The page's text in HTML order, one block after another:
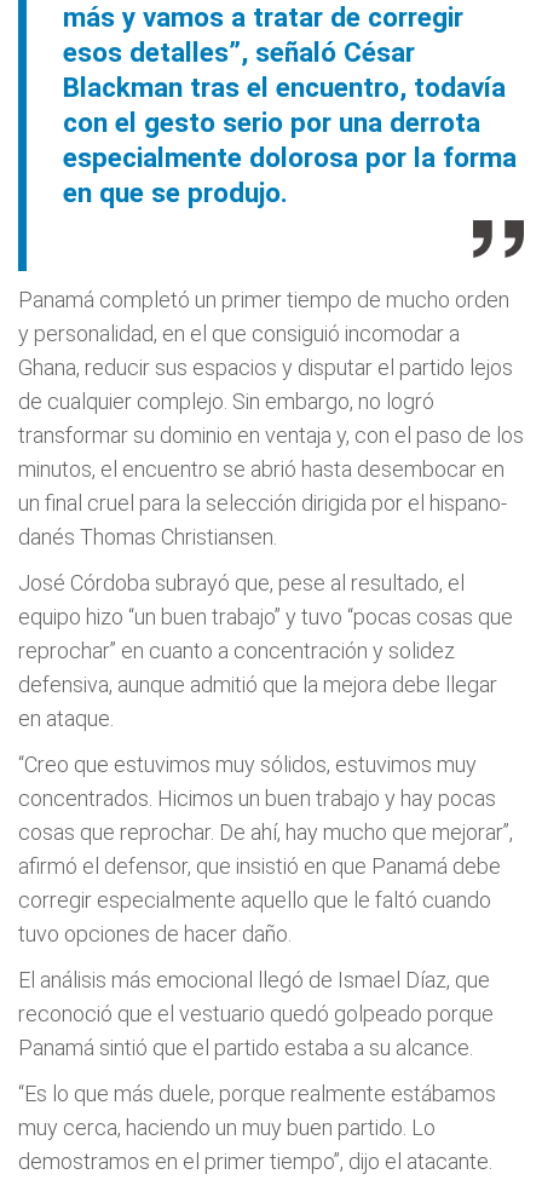
más y vamos a tratar de corregir
esos detalles”, señaló César
Blackman tras el encuentro, todavía
con el gesto serio por una derrota
especialmente dolorosa por la forma
en que se produjo.
Panamá completó un primer tiempo de mucho orden
y personalidad, en el que consiguió incomodar a
Ghana, reducir sus espacios y disputar el partido lejos
de cualquier complejo. Sin embargo, no logró
transformar su dominio en ventaja y, con el paso de los
minutos, el encuentro se abrió hasta desembocar en
un final cruel para la selección dirigida por el hispano-
danés Thomas Christiansen.
José Córdoba subrayó que, pese al resultado, el
equipo hizo “un buen trabajo” y tuvo “pocas cosas que
reprochar” en cuanto a concentración y solidez
defensiva, aunque admitió que la mejora debe llegar
en ataque.
“Creo que estuvimos muy sólidos, estuvimos muy
concentrados. Hicimos un buen trabajo y hay pocas
cosas que reprochar. De ahí, hay mucho que mejorar”,
afirmó el defensor, que insistió en que Panamá debe
corregir especialmente aquello que le faltó cuando
tuvo opciones de hacer daño.
El análisis más emocional llegó de Ismael Díaz, que
reconoció que el vestuario quedó golpeado porque
Panamá sintió que el partido estaba a su alcance.
“Es lo que más duele, porque realmente estábamos
muy cerca, haciendo un muy buen partido. Lo
demostramos en el primer tiempo”, dijo el atacante.